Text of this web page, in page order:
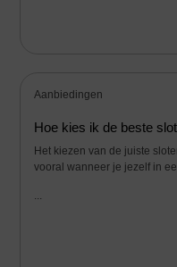
Aanbiedingen
Hoe kies ik de beste
Het kiezen van de juiste
vooral wanneer je jezelf in
...